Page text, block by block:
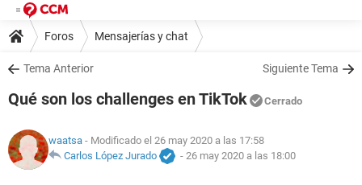
Foros Mensajerías y chat
Tema Anterior Siguiente Tema
Qué son los challenges en TikTok Cerrado
waatsa - Modificado el 26 may 2020 a las 17:58
Carlos López Jurado
- 26 may 2020 a las 18:00